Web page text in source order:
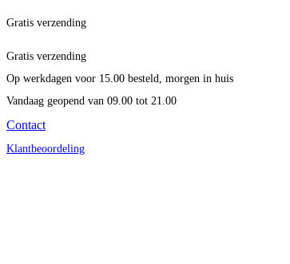
Gratis verzending
Gratis verzending
Op werkdagen voor 15.00 besteld, morgen in huis
Vandaag geopend van 09.00 tot 21.00
Contact
Klantbeoordeling